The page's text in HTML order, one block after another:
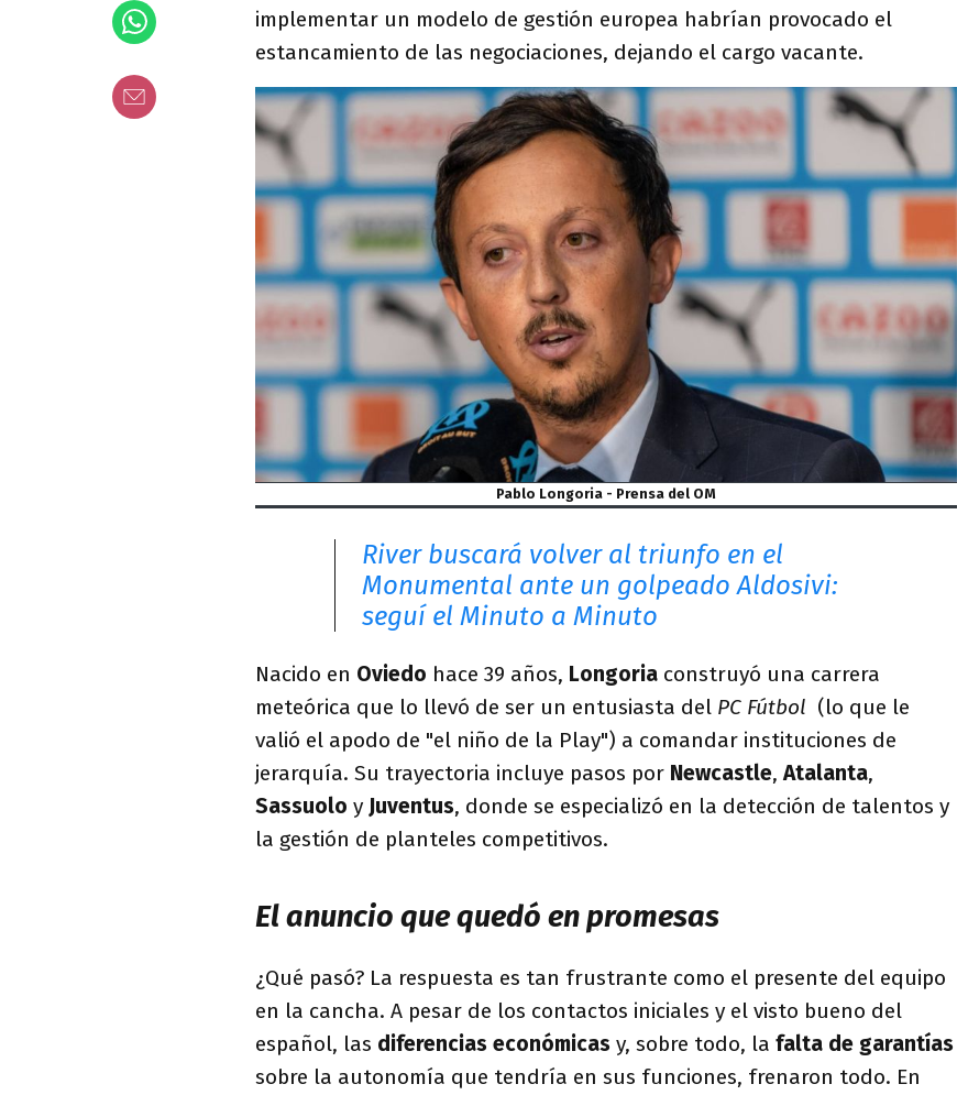
implementar un modelo de gestión europea habrían provocado el
estancamiento de las negociaciones, dejando el cargo vacante.
Pablo Longoria - Prensa del OM
River buscará volver al triunfo en el
Monumental ante un golpeado Aldosivi:
seguí el Minuto a Minuto
Nacido en Oviedo hace 39 años, Longoria construyó una carrera
meteórica que lo llevó de ser un entusiasta del PC Fútbol (lo que le
valió el apodo de "el niño de la Play") a comandar instituciones de
jerarquía. Su trayectoria incluye pasos por Newcastle,Atalanta,
Sassuolo y Juventus, donde se especializó en la detección de talentos y
la gestión de planteles competitivos.
El anuncio que quedó en promesas
¿Qué pasó? La respuesta es tan frustrante como el presente del equipo
en la cancha. A pesar de los contactos iniciales y el visto bueno del
español, las diferencias económicas y, sobre todo, la falta de garantías
sobre la autonomía que tendría en sus funciones, frenaron todo. En